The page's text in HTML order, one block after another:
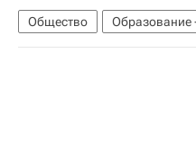
Школа волонтера
Россия
Общество
Образование
Образование для